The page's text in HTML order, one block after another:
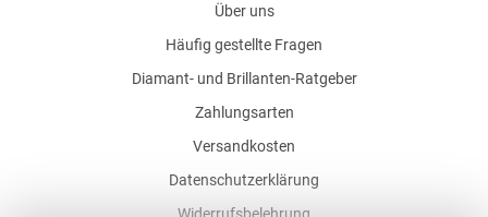
Über uns
Häufig gestellte Fragen
Diamant- und Brillanten-Ratgeber
Zahlungsarten
Versandkosten
Datenschutzerklärung
Widerrufsbelehrung